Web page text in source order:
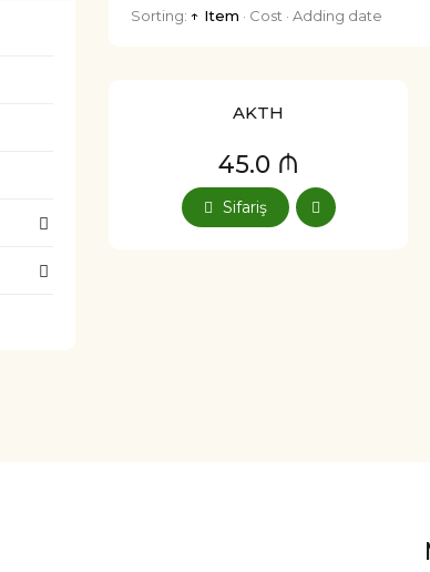
Sorting:↑ Item · Cost ·Adding date
AKTH
45.0 ₼
Sifariş